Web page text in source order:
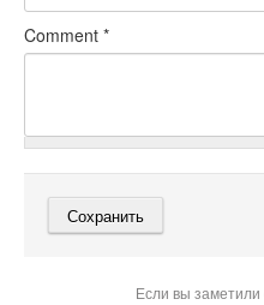
Comment *
Если вы